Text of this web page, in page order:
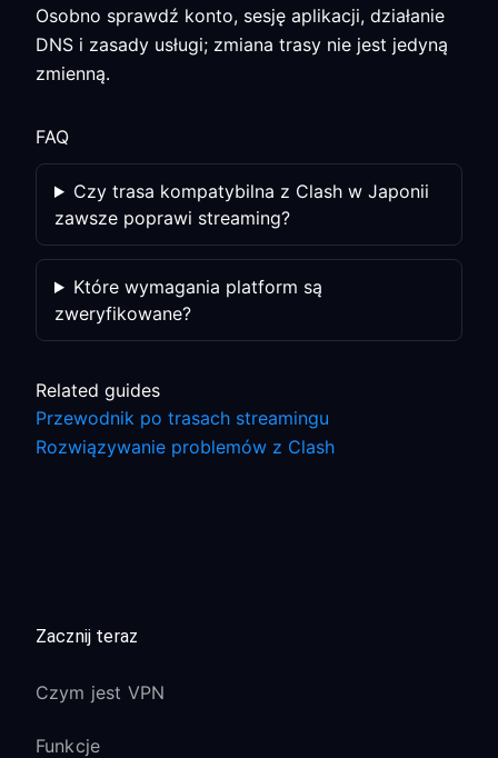
Osobno sprawdź konto, sesję aplikacji, działanie
DNS i zasady usługi; zmiana trasy nie jest jedyną
zmienną.
FAQ
Czy trasa kompatybilna z Clash w Japonii
zawsze poprawi streaming?
Które wymagania platform są
zweryfikowane?
Related guides
Przewodnik po trasach streamingu
Rozwiązywanie problemów z Clash
Zacznij teraz
Czym jest VPN
Funkcje